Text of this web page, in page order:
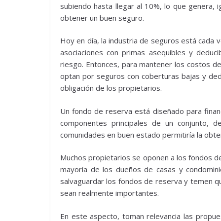
subiendo hasta llegar al 10%, lo que genera,
obtener un buen seguro.
Hoy en día, la industria de seguros está cada
asociaciones con primas asequibles y
riesgo. Entonces, para mantener los costos
optan por seguros con coberturas bajas y
obligación de los propietarios.
Un fondo de reserva está diseñado para
componentes principales de un conjunto,
comunidades en buen estado permitiría la
Muchos propietarios se oponen a los fondos
mayoría de los dueños de casas y
salvaguardar los fondos de reserva y temen
sean realmente importantes.
En este aspecto, toman relevancia las